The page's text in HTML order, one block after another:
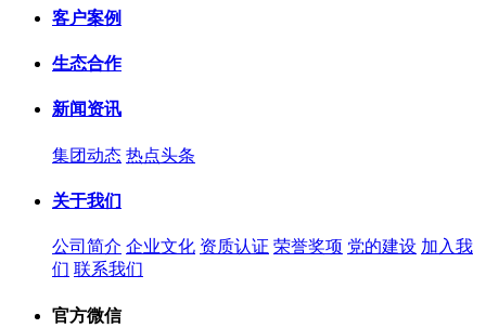
客户案例
生态合作
新闻资讯
集团动态 热点头条
关于我们
公司简介 企业文化 资质认证 荣誉奖项 党的建设 加入我
们 联系我们
官方微信